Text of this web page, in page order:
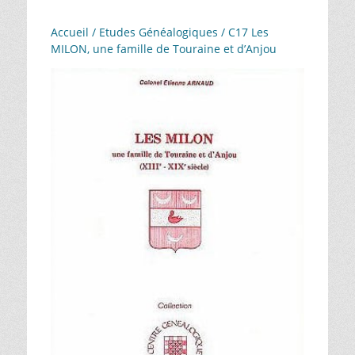
Accueil / Etudes Généalogiques / C17 Les
MILON, une famille de Touraine et d’Anjou